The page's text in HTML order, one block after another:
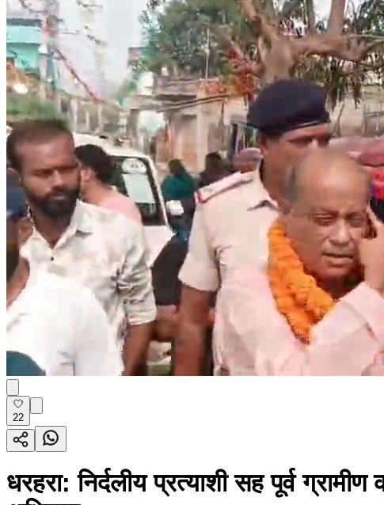
22
धरहरा: निर्दलीय प्रत्याशी सह पूर्व